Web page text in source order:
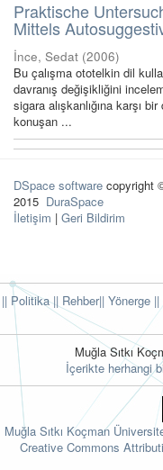
Praktische
Mittels
İnce, Sedat (2006)
Bu çalışma ototelkin dil
davranış değişikliğini
sigara alışkanlığına karşı
konuşan ...
DSpace software copyright
2015 DuraSpace
İletişim | Geri Bildirim
|| Politika|| Rehber|| Yönerge
Muğla Sıtkı
İçerikte herhangi
Muğla Sıtkı Koçman
Creative Commons